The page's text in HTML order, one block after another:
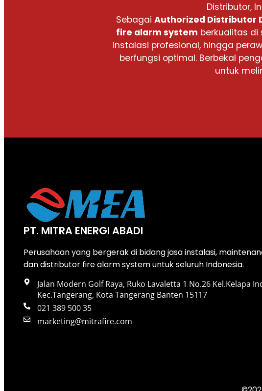
Distributor,
SebagaiAuthorized Distributor
fire alarm system berkualitas di
instalasi profesional, hingga
berfungsi optimal. Berbekal
untuk
PT. MITRA ENERGI ABADI
Perusahaan yang bergerak di bidang jasa instalasi,
dan distributor fire alarm system untuk seluruh Indonesia.
Jalan Modern Golf Raya, Ruko Lavaletta 1 No.26 Kel.Kelapa
Kec.Tangerang, Kota Tangerang Banten 15117
021 389 500 35
marketing@mitrafire.com